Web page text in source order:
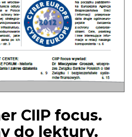
CIIP focus.
do lektury.